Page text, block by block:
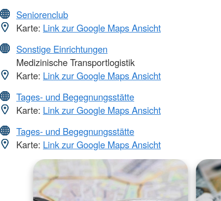
Seniorenclub
Karte: Link zur Google Maps Ansicht
Sonstige Einrichtungen
Medizinische Transportlogistik
Karte: Link zur Google Maps Ansicht
Tages- und Begegnungsstätte
Karte: Link zur Google Maps Ansicht
Tages- und Begegnungsstätte
Karte: Link zur Google Maps Ansicht